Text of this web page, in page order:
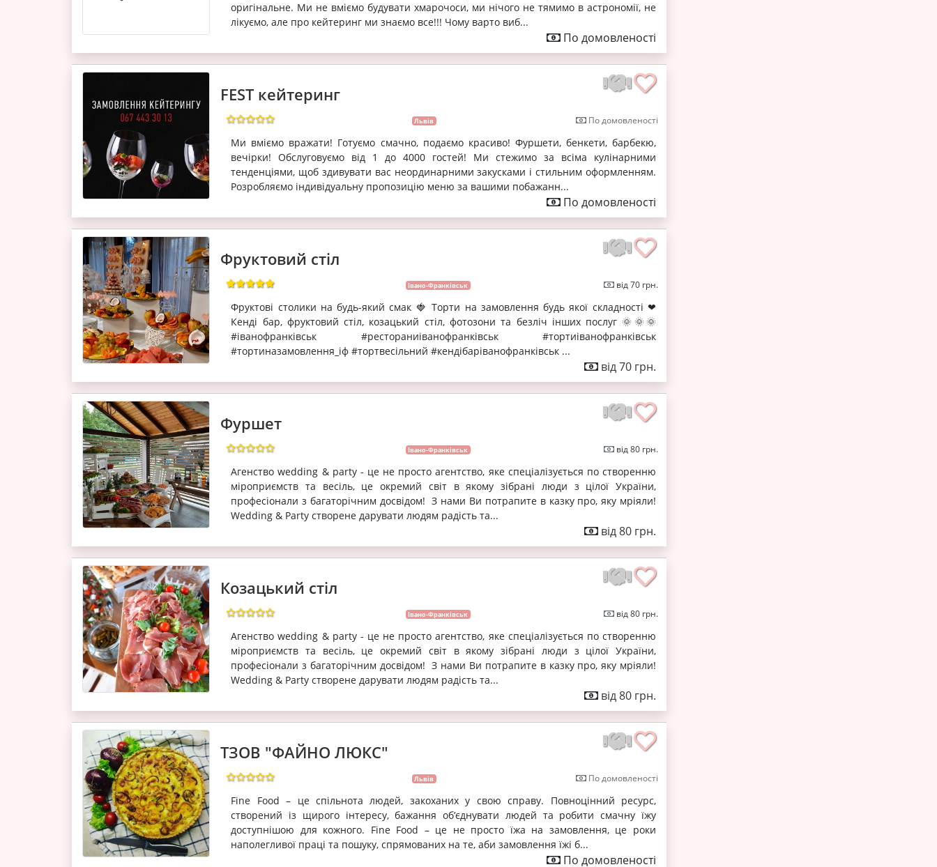
оригінальне. Ми не вміємо будувати хмарочоси, ми нічого не тямимо в астрономії, не
лікуємо, але про кейтеринг ми знаємо все!!! Чому варто виб...
По домовленості
FEST кейтеринг
Львів По домовленості
Ми вміємо вражати! Готуємо смачно, подаємо красиво! Фуршети, бенкети, барбекю,
вечірки! Обслуговуємо від 1 до 4000 гостей! Ми стежимо за всіма кулінарними
тенденціями, щоб здивувати вас неординарними закусками і стильним оформленням.
Розробляємо індивідуальну пропозицію меню за вашими побажанн...
По домовленості
Фруктовий стіл
Івано-Франківськ від 70 грн.
Фруктові столики на будь-який смак 🍓 Торти на замовлення будь якої складності ❤
Кенді бар, фруктовий стіл, козацький стіл, фотозони та безліч інших послуг 🌞🌞🌞
#іванофранківськ #рестораниіванофранківськ #тортиіванофранківськ
#тортиназамовлення_іф #тортвесільний #кендібаріванофранківськ ...
від 70 грн.
Фуршет
Івано-Франківськ від 80 грн.
Агенство wedding & party - це не просто агентство, яке спеціалізується по створенню
міроприємств та весіль, це окремий світ в якому зібрані люди з цілої України,
професіонали з багаторічним досвідом! З нами Ви потрапите в казку про, яку мріяли!
Wedding & Party створене дарувати людям радість та...
від 80 грн.
Козацький стіл
Івано-Франківськ від 80 грн.
Агенство wedding & party - це не просто агентство, яке спеціалізується по створенню
міроприємств та весіль, це окремий світ в якому зібрані люди з цілої України,
професіонали з багаторічним досвідом! З нами Ви потрапите в казку про, яку мріяли!
Wedding & Party створене дарувати людям радість та...
від 80 грн.
ТЗОВ "ФАЙНО ЛЮКС"
Львів По домовленості
Fine Food – це спільнота людей, закоханих у свою справу. Повноцінний ресурс,
створений із щирого інтересу, бажання об’єднувати людей та робити смачну їжу
доступнішою для кожного. Fine Food – це не просто їжа на замовлення, це роки
наполегливої праці та пошуку, спрямованих на те, аби замовлення їжі б...
По домовленості